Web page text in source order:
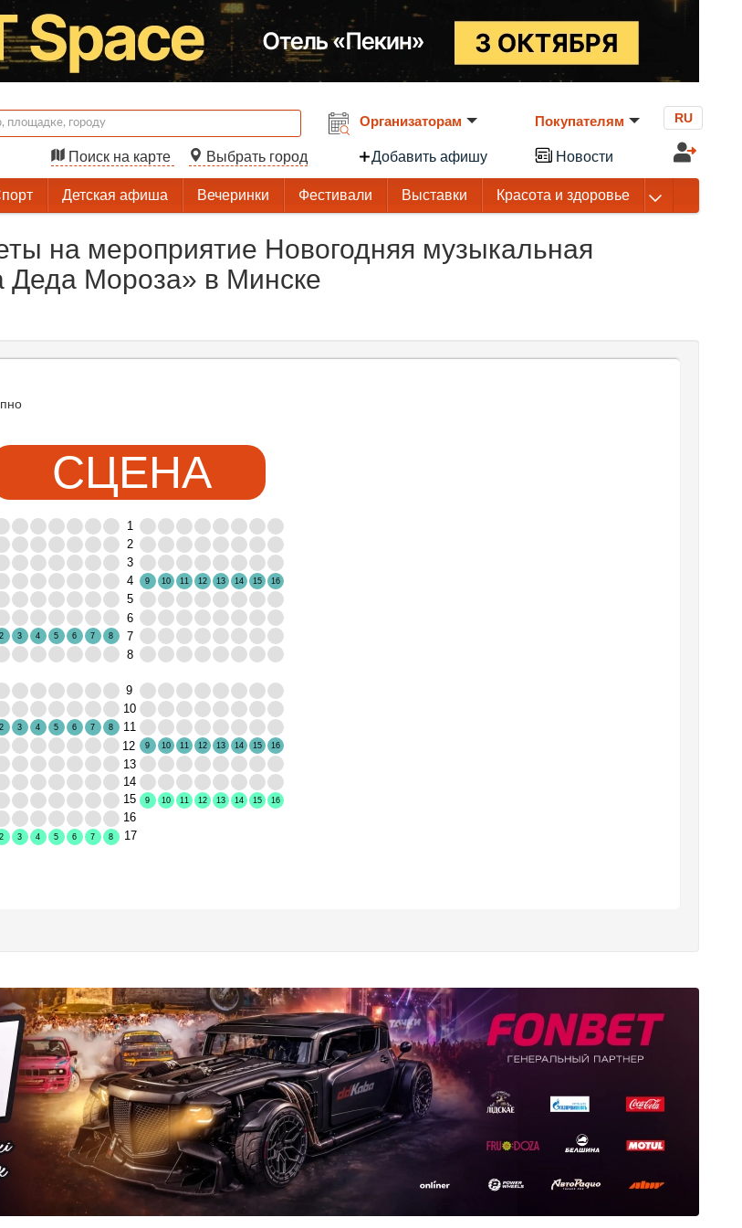
Поиск на карте Выбрать город
Организаторам
Добавить афишу
Покупателям
Новости
RU
Детская афиша Вечеринки Фестивали Выставки Красота и здоровье
на мероприятие Новогодняя музыкальная
Деда Мороза» в Минске
СЦЕНА
9 10 11 12 13 14 15 16
2 3 4 5 6 7 8
2 3 4 5 6 7
8
9
10 11 12 13 14 15 16
9 10 11 12 13 14 15 16
2 3 4 5 6 7 8
1
2
3
4
5
6
7
8
9
10
11
12
13
14
15
16
17